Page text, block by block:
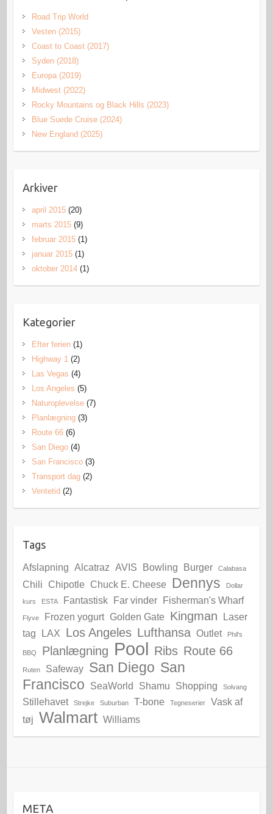
Road Trip World
Vesten (2015)
Coast to Coast (2017)
Syden (2018)
Europa (2019)
Midwest (2022)
Rocky Mountains og Black Hills (2023)
Blue Suede Cruise (2024)
New England (2025)
Arkiver
april 2015(20)
marts 2015(9)
februar 2015(1)
januar 2015(1)
oktober 2014(1)
Kategorier
Efter ferien(1)
Highway 1(2)
Las Vegas (4)
Los Angeles (5)
Naturoplevelse(7)
Planlægning(3)
Route 66(6)
San Diego(4)
San Francisco(3)
Transport dag(2)
Ventetid (2)
Tags
Afslapning Alcatraz AVIS Bowling Burger Calabasa
Chili Chipotle Chuck E. Cheese Dennys Dollar
kurs ESTA Fantastisk Far vinder Fisherman's Wharf
Flyve Frozen yogurt Golden Gate Kingman
Laser
tag
LAX Los Angeles Lufthansa Outlet Phil's
BBQ Planlægning Pool Ribs Route 66
Ruten Safeway San Diego San
Francisco
SeaWorld Shamu Shopping Solvang
Stillehavet Strejke Suburban T-bone Tegneserier
Vask af
tøj Walmart Williams
META